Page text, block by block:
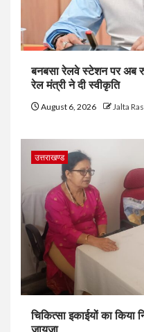
बनबसा रेलवे स्टेशन पर अब
रेल मंत्री ने दी स्वीकृति
August 6, 2026 Jalta
उत्तराखण्ड
चिकित्सा इकाईयों का किया